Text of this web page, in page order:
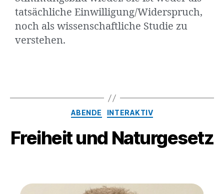
tatsächliche Einwilligung/Widerspruch,
noch als wissenschaftliche Studie zu
verstehen.
ABENDE INTERAKTIV
Freiheit und Naturgesetz